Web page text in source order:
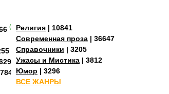
(+3)Религия | 10841
Современная проза | 36647
Справочники | 3205
Ужасы и Мистика | 3812
Юмор | 3296
ВСЕ ЖАНРЫ